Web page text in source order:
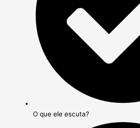
O que ele escuta?